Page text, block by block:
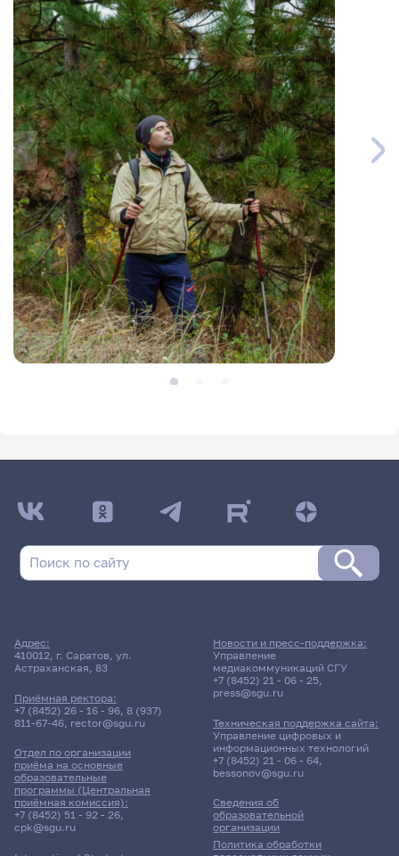
Адрес:
410012, г. Саратов, ул.
Астраханская, 83
Приёмная ректора:
+7 (8452) 26 - 16 - 96, 8 (937)
811-67-46, rector@sgu.ru
Отдел по организации
приёма на основные
образовательные
программы (Центральная
приёмная комиссия):
+7 (8452) 51 - 92 - 26,
cpk@sgu.ru
Сведения об
образовательной
организации
Политика обработки
Новости и пресс-поддержка:
Управление
медиакоммуникаций СГУ
+7 (8452) 21 - 06 - 25,
press@sgu.ru
Техническая поддержка сайта:
Управление цифровых и
информационных технологий
+7 (8452) 21 - 06 - 64,
bessonov@sgu.ru